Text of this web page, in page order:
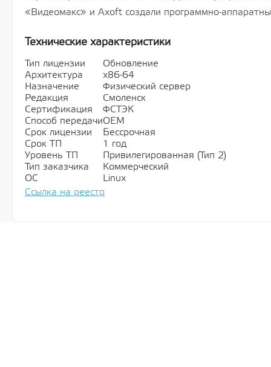
«Видеомакс» и Axoft создали программно-
Технические характеристики
Тип лицензии
Обновление
Архитектура
х86-64
Назначение
Физический сервер
Редакция
Смоленск
Сертификация
ФСТЭК
Способ передачиOEM
Срок лицензии
Бессрочная
Срок ТП
1 год
Уровень ТП
Привилегированная (Тип 2)
Тип заказчика
Коммерческий
ОС
Linux
Ссылка на реестр